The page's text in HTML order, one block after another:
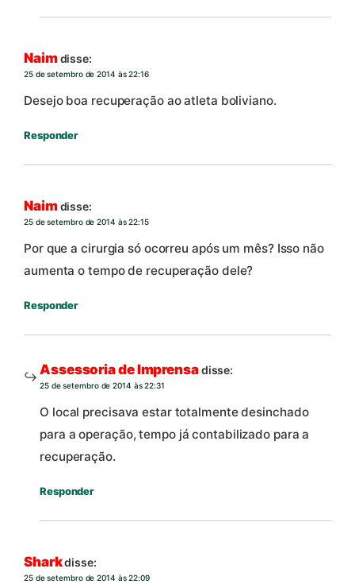
Naimdisse:
25 de setembro de 2014 às 22:16
Desejo boa recuperação ao atleta boliviano.
Responder
Naimdisse:
25 de setembro de 2014 às 22:15
Por que a cirurgia só ocorreu após um mês? Isso não
aumenta o tempo de recuperação dele?
Responder
Assessoria de Imprensadisse:
25 de setembro de 2014 às 22:31
O local precisava estar totalmente desinchado
para a operação, tempo já contabilizado para a
recuperação.
Responder
Sharkdisse:
25 de setembro de 2014 às 22:09